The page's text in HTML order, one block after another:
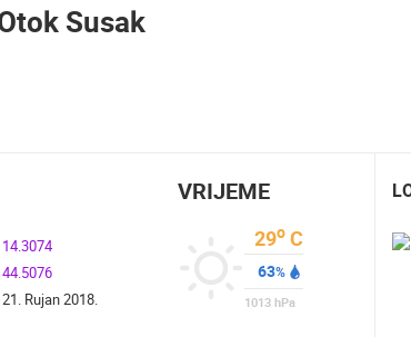
GRADILIŠTA
Susak
14.3074
44.5076
21. Rujan 2018.
VRIJEME
29o C
63%
1013 hPa